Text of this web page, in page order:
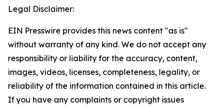
Legal Disclaimer:
EIN Presswire provides this news content "as is"
without warranty of any kind. We do not accept any
responsibility or liability for the accuracy, content,
images, videos, licenses, completeness, legality, or
reliability of the information contained in this article.
If you have any complaints or copyright issues